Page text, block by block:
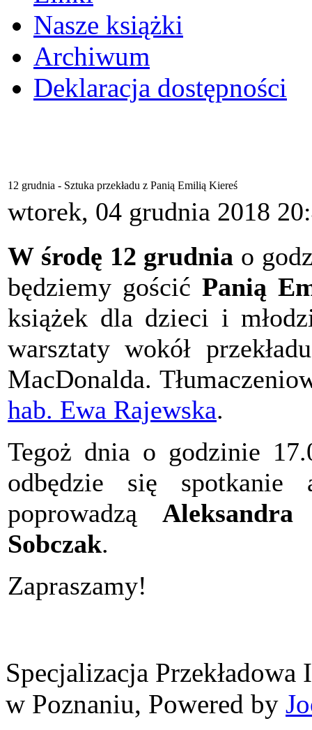
Nasze książki
Archiwum
Deklaracja dostępności
12 grudnia - Sztuka przekładu z Panią Emilią Kiereś
wtorek, 04 grudnia 2018
W środę 12 grudnia o
będziemy gościć Panią
książek dla dzieci i
warsztaty wokół
MacDonalda.
hab. Ewa Rajewska.
Tegoż dnia o godzinie
odbędzie się
poprowadzą Aleksandra
Sobczak.
Zapraszamy!
Specjalizacja
w Poznaniu, Powered by